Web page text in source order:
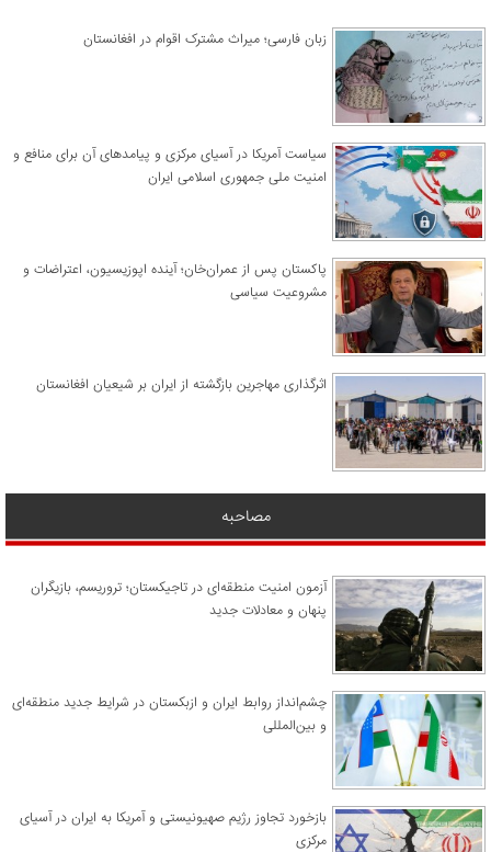
زبان فارسی؛ میراث مشترک اقوام در افغانستان
سیاست آمریکا در آسیای مرکزی و پیامدهای آن برای منافع و
امنیت ملی جمهوری اسلامی ایران
پاکستان پس از عمران‌خان؛ آینده اپوزیسیون، اعتراضات و
مشروعیت سیاسی
اثرگذاری مهاجرین بازگشته از ایران بر شیعیان افغانستان
مصاحبه
آزمون امنیت منطقه‌ای در تاجیکستان؛ تروریسم، بازیگران
پنهان و معادلات جدید
چشم‌انداز روابط ایران و ازبکستان در شرایط جدید منطقه‌ای
و بین‌المللی
​بازخورد تجاوز رژیم صهیونیستی و آمریکا به ایران در آسیای
مرکزی